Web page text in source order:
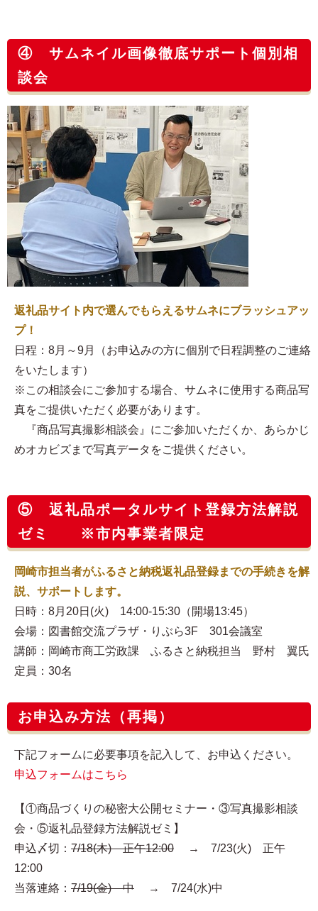
④ サムネイル画像徹底サポート個別相
談会
返礼品サイト内で選んでもらえるサムネにブラッシュアッ
プ！
日程：8月～9月（お申込みの方に個別で日程調整のご連絡
をいたします）
※この相談会にご参加する場合、サムネに使用する商品写
真をご提供いただく必要があります。
『商品写真撮影相談会』にご参加いただくか、あらかじ
めオカビズまで写真データをご提供ください。
⑤ 返礼品ポータルサイト登録方法解説
ゼミ ※市内事業者限定
岡崎市担当者がふるさと納税返礼品登録までの手続きを解
説、サポートします。
日時：8月20日(火) 14:00-15:30（開場13:45）
会場：図書館交流プラザ・りぶら3F 301会議室
講師：岡崎市商工労政課 ふるさと納税担当 野村 翼氏
定員：30名
お申込み方法（再掲）
下記フォームに必要事項を記入して、お申込ください。
申込フォームはこちら
【①商品づくりの秘密大公開セミナー・③写真撮影相談
会・⑤返礼品登録方法解説ゼミ】
申込〆切： 7/18(木) 正午12:00 → 7/23(火) 正午
12:00
当落連絡： 7/19(金) 中 → 7/24(水)中